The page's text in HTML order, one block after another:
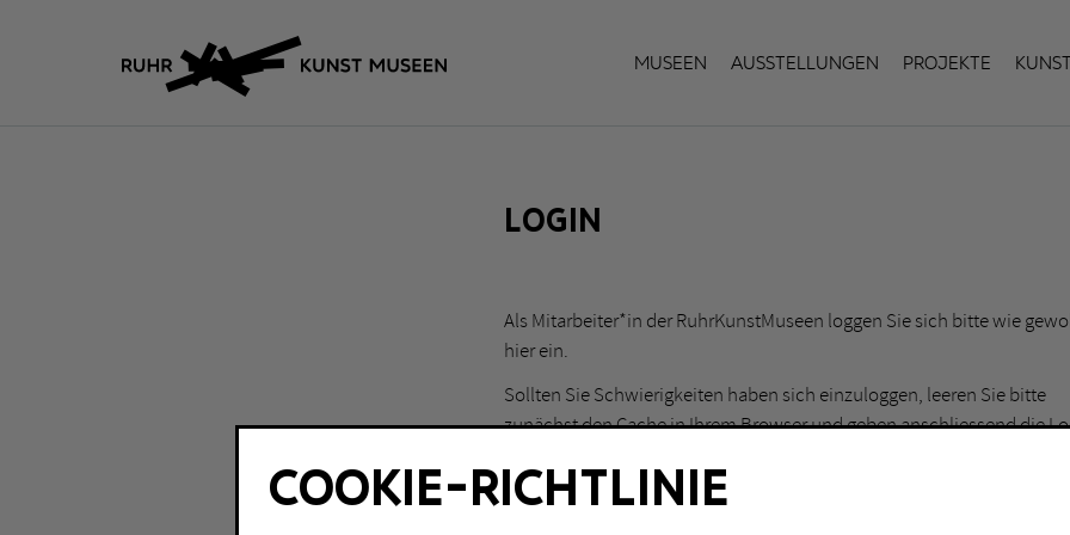
Museen Ausstellungen Projekte
LOGIN
Als Mitarbeiter*in der RuhrKunstMuseen loggen Sie sich bitte wie
hier ein.
Sollten Sie Schwierigkeiten haben sich einzuloggen, leeren Sie bitte
zunächst den Cache in Ihrem Browser und geben anschliessend die
COOKIE-RICHTLINIE